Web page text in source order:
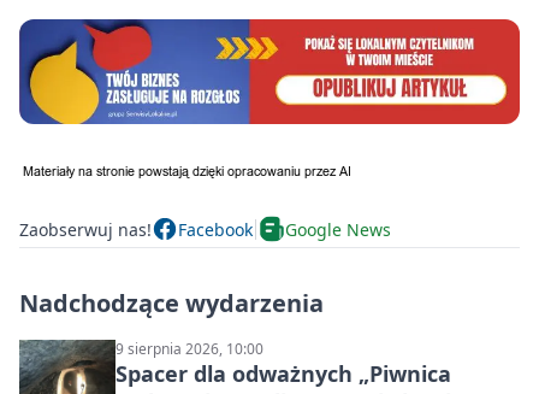
Zaobserwuj nas! Facebook Google News
Nadchodzące wydarzenia
9 sierpnia 2026, 10:00
Spacer dla odważnych „Piwnica